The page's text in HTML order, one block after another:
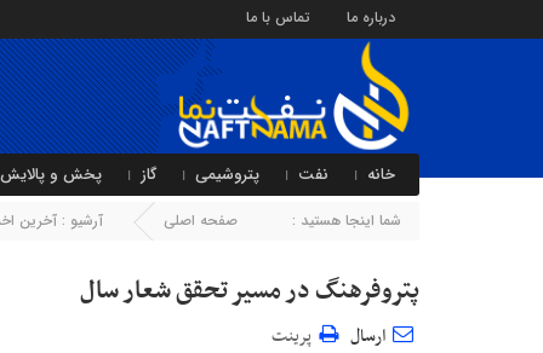
درباره ما تماس با ما
خانه نفت پتروشیمی گاز پخش و پالایش
شما اینجا هستید : صفحه اصلی آرشیو : آخرین
پتروفرهنگ در مسیر تحقق شعار سال
ارسال پرینت